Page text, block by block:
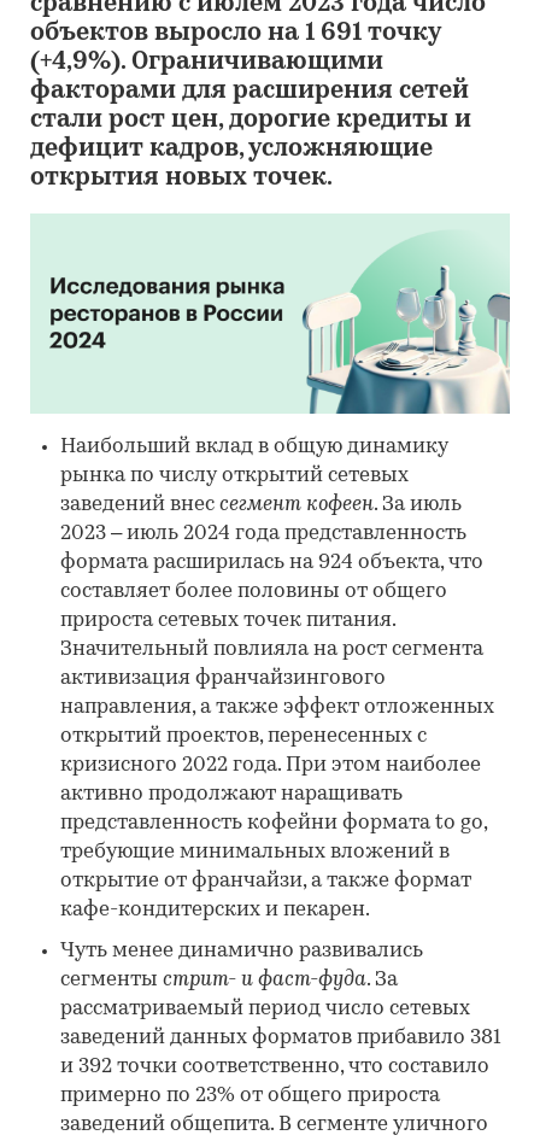
сравнению с июлем 2023 года число
объектов выросло на 1 691 точку
(+4,9%). Ограничивающими
факторами для расширения сетей
стали рост цен, дорогие кредиты и
дефицит кадров, усложняющие
открытия новых точек.
Наибольший вклад в общую динамику
рынка по числу открытий сетевых
заведений внес сегмент кофеен. За июль
2023 – июль 2024 года представленность
формата расширилась на 924 объекта, что
составляет более половины от общего
прироста сетевых точек питания.
Значительный повлияла на рост сегмента
активизация франчайзингового
направления, а также эффект отложенных
открытий проектов, перенесенных с
кризисного 2022 года. При этом наиболее
активно продолжают наращивать
представленность кофейни формата to go,
требующие минимальных вложений в
открытие от франчайзи, а также формат
кафе-кондитерских и пекарен.
Чуть менее динамично развивались
сегменты стрит- и фаст-фуда. За
рассматриваемый период число сетевых
заведений данных форматов прибавило 381
и 392 точки соответственно, что составило
примерно по 23% от общего прироста
заведений общепита. В сегменте уличного